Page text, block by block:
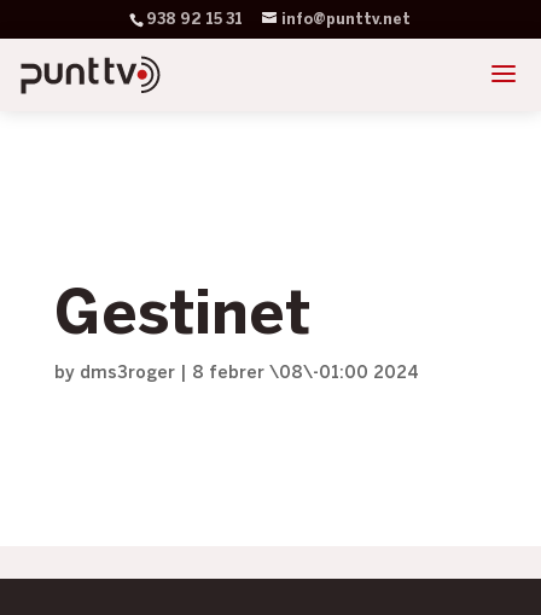
938 92 15 31 info@punttv.net
Gestinet
by dms3roger| 8 febrer \08\-01:00 2024